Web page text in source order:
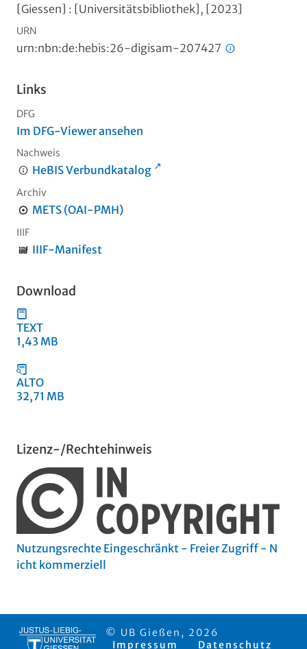
[Giessen] : [Universitätsbibliothek], [2023]
URN
urn:nbn:de:hebis:26-digisam-207427
Links
DFG
Im DFG-Viewer ansehen
Nachweis
HeBIS Verbundkatalog
Archiv
METS (OAI-PMH)
IIIF
IIIF-Manifest
Download
TEXT
1,43 MB
ALTO
32,71 MB
Lizenz-/Rechtehinweis
Nutzungsrechte Eingeschränkt - Freier Zugriff - N
icht kommerziell
© UB Gießen, 2026
Impressum
Datenschutz